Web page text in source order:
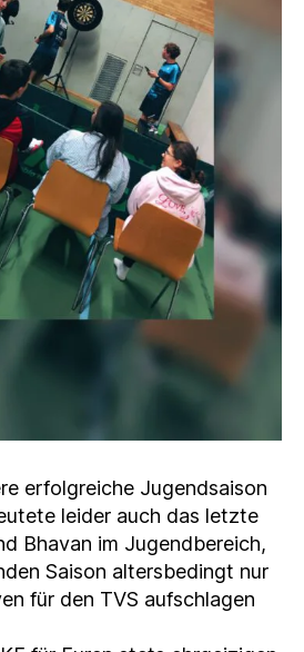
erfolgreiche Jugendsaison
leider auch das letzte
Bhavan im Jugendbereich,
Saison altersbedingt nur
für den TVS aufschlagen